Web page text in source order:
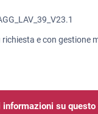
richiesta e con gestione
informazioni su questo